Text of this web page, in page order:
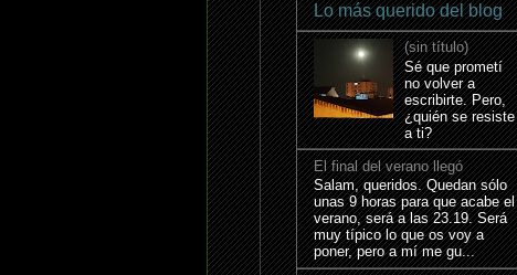
Lo más querido del blog
(sin título)
Sé que prometí
no volver a
escribirte. Pero,
¿quién se resiste
a ti?
El final del verano llegó
Salam, queridos. Quedan sólo
unas 9 horas para que acabe el
verano, será a las 23.19. Será
muy típico lo que os voy a
poner, pero a mí me gu...